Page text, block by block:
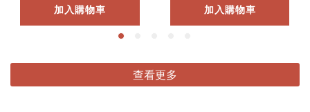
加入購物車 加入購物車
查看更多